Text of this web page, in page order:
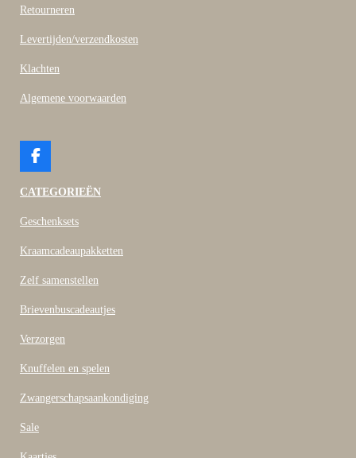
Retourneren
Levertijden/verzendkosten
Klachten
Algemene voorwaarden
F
c
b
o
CATEGORIEËN
Geschenksets
Kraamcadeaupakketten
Zelf samenstellen
Brievenbuscadeautjes
Verzorgen
Knuffelen en spelen
Zwangerschapsaankondiging
Sale